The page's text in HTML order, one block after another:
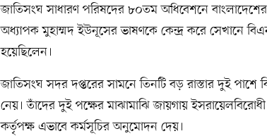
জাতিসংঘ সাধারণ পরিষদের ৮০তম অধিবেশনে বাংলাদেশের
অধ্যাপক মুহাম্মদ ইউনূসের ভাষণকে কেন্দ্র করে সেখানে
হয়েছিলেন।
জাতিসংঘ সদর দপ্তরের সামনে তিনটি বড় রাস্তার দুই
নেয়। তাঁদের দুই পক্ষের মাঝামাঝি জায়গায়
কর্তৃপক্ষ এভাবে কর্মসূচির অনুমোদন দেয়।